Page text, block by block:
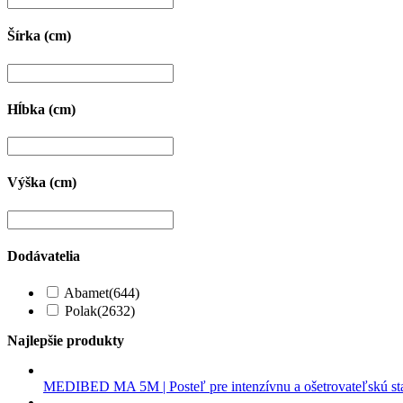
Šírka (cm)
Hĺbka (cm)
Výška (cm)
Dodávatelia
Abamet(644)
Polak(2632)
Najlepšie produkty
MEDIBED MA 5M | Posteľ pre intenzívnu a ošetrovateľskú